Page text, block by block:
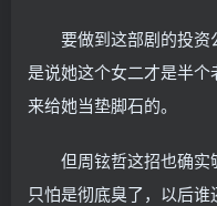
要做到这部剧的投资
是说她这个女二才是半
来给她当垫脚石的。
但周铉哲这招也确实
只怕是彻底臭了，以后